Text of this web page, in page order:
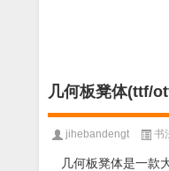
几何板凳体(ttf/
jihebandengt 书
几何板凳体是一款